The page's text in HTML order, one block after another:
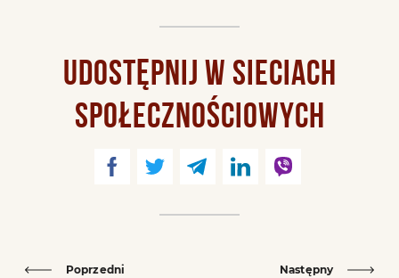
UDOSTĘPNIJ W SIECIACH
SPOŁECZNOŚCIOWYCH
Poprzedni Następny